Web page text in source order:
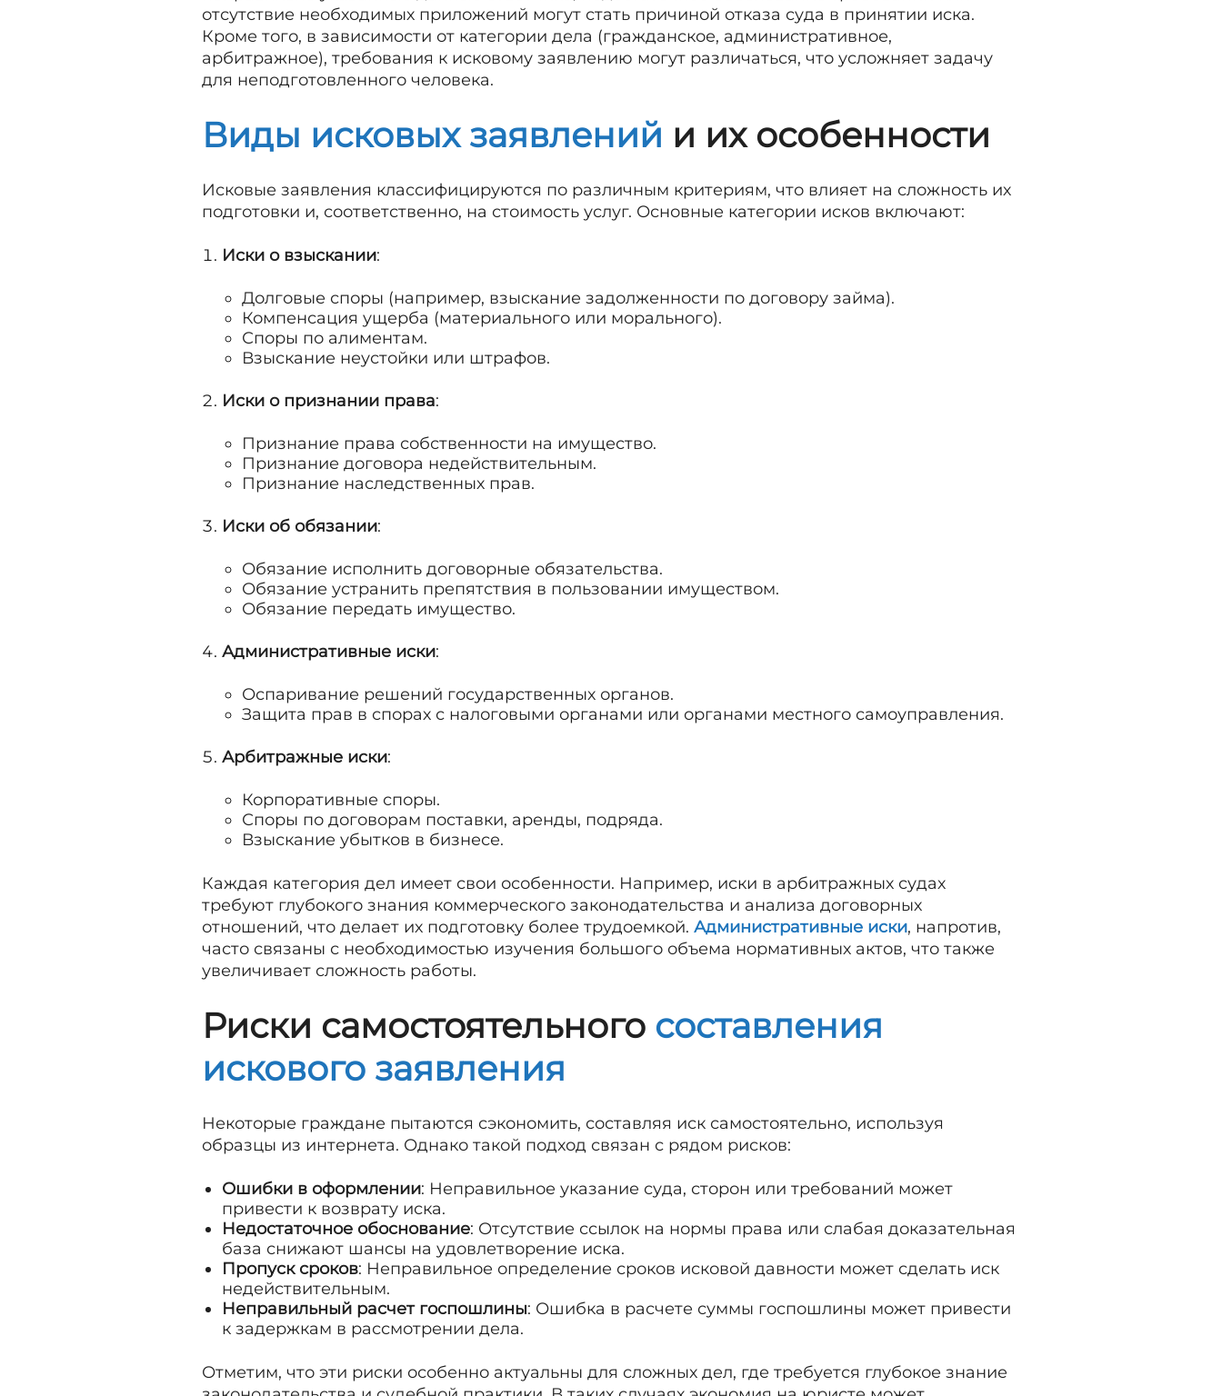
отсутствие необходимых приложений могут стать причиной отказа суда в принятии иска.
Кроме того, в зависимости от категории дела (гражданское, административное,
арбитражное), требования к исковому заявлению могут различаться, что усложняет задачу
для неподготовленного человека.
Виды исковых заявлений и их особенности
Исковые заявления классифицируются по различным критериям, что влияет на сложность их
подготовки и, соответственно, на стоимость услуг. Основные категории исков включают:
Иски о взыскании:
Долговые споры (например, взыскание задолженности по договору займа).
Компенсация ущерба (материального или морального).
Споры по алиментам.
Взыскание неустойки или штрафов.
Иски о признании права:
Признание права собственности на имущество.
Признание договора недействительным.
Признание наследственных прав.
Иски об обязании:
Обязание исполнить договорные обязательства.
Обязание устранить препятствия в пользовании имуществом.
Обязание передать имущество.
Административные иски:
Оспаривание решений государственных органов.
Защита прав в спорах с налоговыми органами или органами местного самоуправления.
Арбитражные иски:
Корпоративные споры.
Споры по договорам поставки, аренды, подряда.
Взыскание убытков в бизнесе.
Каждая категория дел имеет свои особенности. Например, иски в арбитражных судах
требуют глубокого знания коммерческого законодательства и анализа договорных
отношений, что делает их подготовку более трудоемкой. Административные иски, напротив,
часто связаны с необходимостью изучения большого объема нормативных актов, что также
увеличивает сложность работы.
Риски самостоятельного составления
искового заявления
Некоторые граждане пытаются сэкономить, составляя иск самостоятельно, используя
образцы из интернета. Однако такой подход связан с рядом рисков:
Ошибки в оформлении: Неправильное указание суда, сторон или требований может
привести к возврату иска.
Недостаточное обоснование: Отсутствие ссылок на нормы права или слабая доказательная
база снижают шансы на удовлетворение иска.
Пропуск сроков: Неправильное определение сроков исковой давности может сделать иск
недействительным.
Неправильный расчет госпошлины: Ошибка в расчете суммы госпошлины может привести
к задержкам в рассмотрении дела.
Отметим, что эти риски особенно актуальны для сложных дел, где требуется глубокое знание